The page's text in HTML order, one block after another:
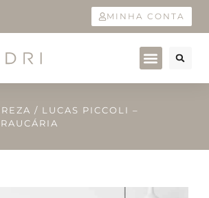
MINHA CONTA
/ LUCAS PICCOLI –